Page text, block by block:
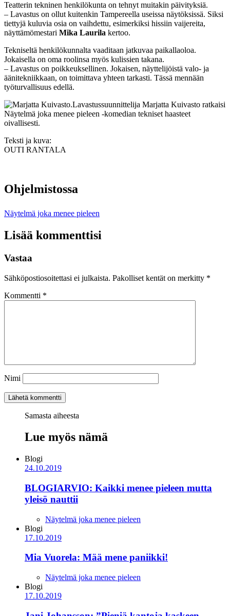
Teatterin tekninen henkilökunta on tehnyt muitakin päivityksiä.
– Lavastus on ollut kuitenkin Tampereella useissa näytöksissä. Siksi
tiettyjä kuluvia osia on vaihdettu, esimerkiksi hissiin vaijereita,
näyttämömestari Mika Laurila kertoo.
Tekniseltä henkilökunnalta vaaditaan jatkuvaa paikallaoloa.
Jokaisella on oma roolinsa myös kulissien takana.
– Lavastus on poikkeuksellinen. Jokaisen, näyttelijöistä valo- ja
äänitekniikkaan, on toimittava yhteen tarkasti. Tässä mennään
työturvallisuus edellä.
Lavastussuunnittelija Marjatta Kuivasto ratkaisi
Näytelmä joka menee pieleen -komedian tekniset haasteet
oivallisesti.
Teksti ja kuva:
OUTI RANTALA
Ohjelmistossa
Näytelmä joka menee pieleen
Lisää kommenttisi
Vastaa
Sähköpostiosoitettasi ei julkaista. Pakolliset kentät on merkitty *
Kommentti *
Nimi
Samasta aiheesta
Lue myös nämä
Blogi
24.10.2019
BLOGIARVIO: Kaikki menee pieleen mutta
yleisö nauttii
Näytelmä joka menee pieleen
Blogi
17.10.2019
Mia Vuorela: Mää mene paniikki!
Näytelmä joka menee pieleen
Blogi
17.10.2019